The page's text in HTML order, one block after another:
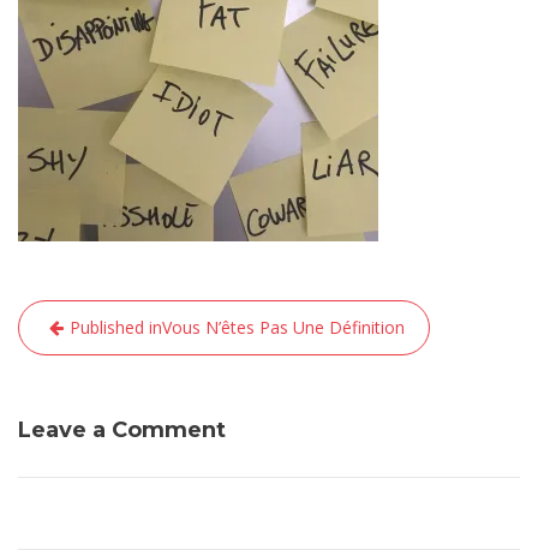
Navigation
de
Published inVous N’êtes Pas Une Définition
Leave a Comment